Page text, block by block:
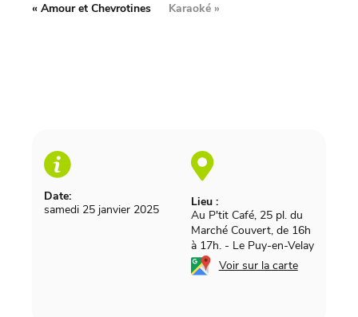
Date:
samedi 25 janvier 2025
Lieu :
Au P'tit Café, 25 pl. du
Marché Couvert, de 16h
à 17h. - Le Puy-en-Velay
Voir sur la carte
« Amour et Chevrotines Karaoké »